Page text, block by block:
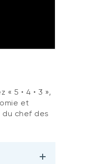
5 • 4 • 3 »,
et
du chef des